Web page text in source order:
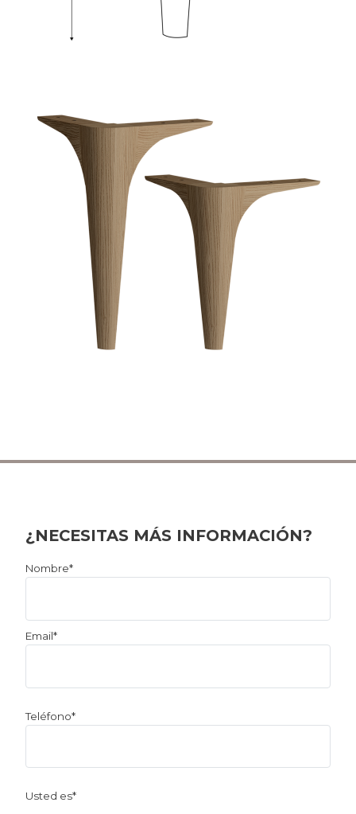
¿NECESITAS MÁS INFORMACIÓN?
Por
este
campo
Nombre*
Email*
Teléfono*
Usted es*